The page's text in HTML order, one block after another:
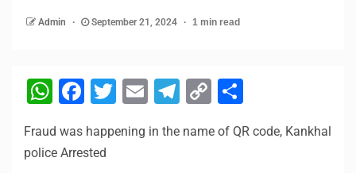
Admin September 21, 2024 1 min read
WhatsApp
Facebook
Twitter
EmailTelegram
Copy
Fraud was happening in the name of QR code, Kankhal
police Arrested